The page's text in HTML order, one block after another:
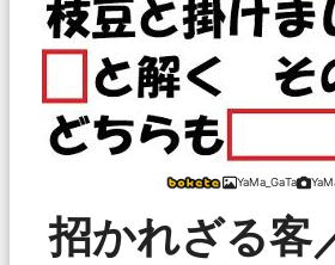
YaMa_GaTa
招かれざる客